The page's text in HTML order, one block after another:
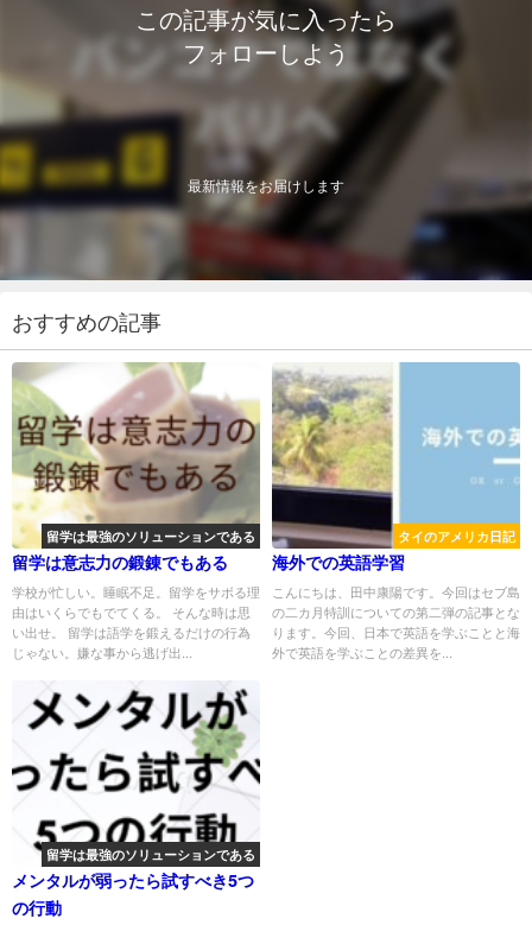
この記事が気に入ったら
フォローしよう
最新情報をお届けします
おすすめの記事
留学は最強のソリューションである
留学は意志力の鍛錬でもある
学校が忙しい。睡眠不足。留学をサボる理
由はいくらでもでてくる。 そんな時は思
い出せ。 留学は語学を鍛えるだけの行為
じゃない。嫌な事から逃げ出...
タイのアメリカ日記
海外での英語学習
こんにちは、田中康陽です。今回はセブ島
の二カ月特訓についての第二弾の記事とな
ります。今回、日本で英語を学ぶことと海
外で英語を学ぶことの差異を...
留学は最強のソリューションである
メンタルが弱ったら試すべき5つ
の行動